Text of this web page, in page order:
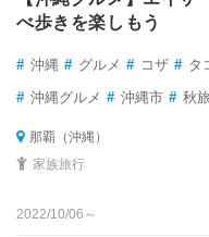
べ歩きを楽しもう
# 沖縄 # グルメ # コザ # タ
# 沖縄グルメ # 沖縄市 # 秋
那覇（沖縄）
家族旅行
2022/10/06～